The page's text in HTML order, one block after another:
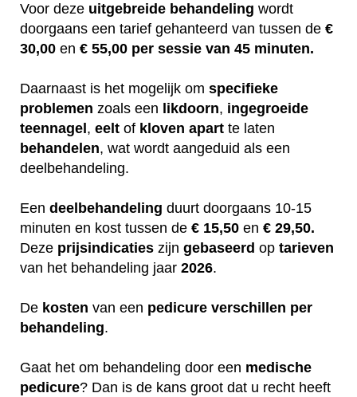
Voor deze uitgebreide behandeling wordt
doorgaans een tarief gehanteerd van tussen de €
30,00 en € 55,00 per sessie van 45 minuten.
Daarnaast is het mogelijk om specifieke
problemen zoals een likdoorn, ingegroeide
teennagel , eelt of kloven apart te laten
behandelen, wat wordt aangeduid als een
deelbehandeling.
Een deelbehandeling duurt doorgaans 10-15
minuten en kost tussen de € 15,50 en € 29,50.
Deze prijsindicaties zijn gebaseerd op tarieven
van het behandeling jaar 2026.
De kosten van een pedicure verschillen per
behandeling.
Gaat het om behandeling door een medische
pedicure? Dan is de kans groot dat u recht heeft